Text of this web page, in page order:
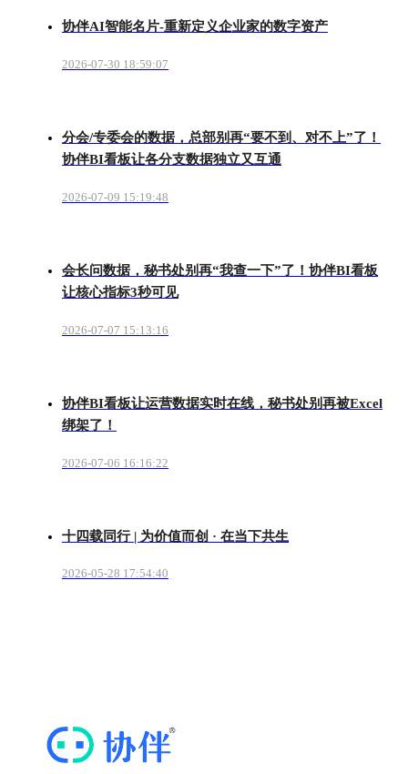
协伴AI智能名片-重新定义企业家的数字资产
2026-07-30 18:59:07
分会/专委会的数据，总部别再“要不到、对不上”了！
协伴BI看板让各分支数据独立又互通
2026-07-09 15:19:48
会长问数据，秘书处别再“我查一下”了！协伴BI看板
让核心指标3秒可见
2026-07-07 15:13:16
协伴BI看板让运营数据实时在线，秘书处别再被Excel
绑架了！
2026-07-06 16:16:22
十四载同行 | 为价值而创 · 在当下共生
2026-05-28 17:54:40